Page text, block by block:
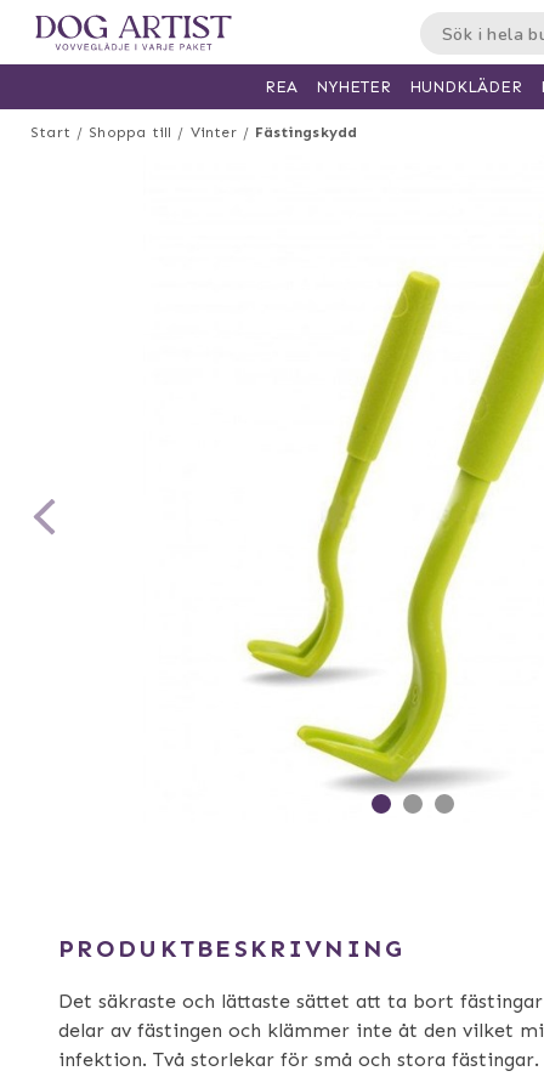
Start Shoppa till Vinter Fästingskydd
PRODUKTBESKRIVNING
Det säkraste och lättaste sättet att ta bort
delar av fästingen och klämmer inte åt den vilket
infektion. Två storlekar för små och stora fästingar.
REA NYHETER HUNDKLÄDER